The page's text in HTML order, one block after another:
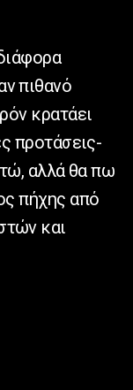
πιθανό
κρατάει
προτάσεις-
αλλά θα πω
πήχης από
και